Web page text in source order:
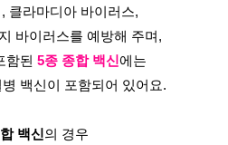
클라마디아 바이러스,
바이러스를 예방해 주며,
함된 5종 종합 백신에는
백신이 포함되어 있어요.
백신의 경우